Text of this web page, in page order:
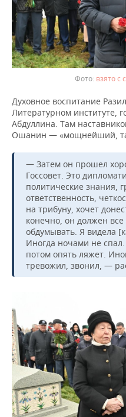
взято с
Духовное воспитание
Литературном институте,
Абдуллина. Там
Ошанин — «мощнейший,
— Затем он прошел
Госсовет. Это
политические знания,
ответственность,
на трибуну, хочет
конечно, он должен
обдумывать. Я видела
Иногда ночами не
потом опять ляжет.
тревожил, звонил, —